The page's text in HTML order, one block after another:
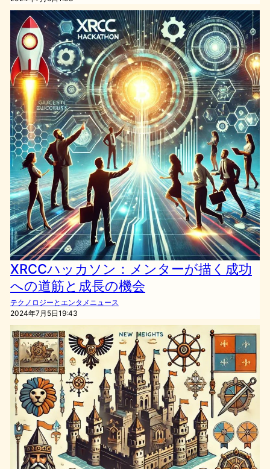
XRCCハッカソン：メンターが描く成功
への道筋と成長の機会
テクノロジーとエンタメニュース
2024年7月5日19:43